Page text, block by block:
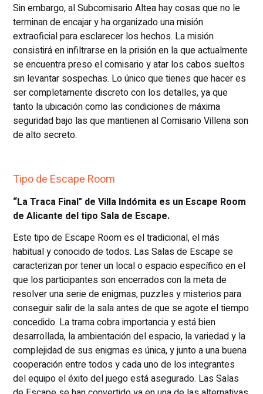
Sin embargo, al Subcomisario Altea hay cosas que no le
terminan de encajar y ha organizado una misión
extraoficial para esclarecer los hechos. La misión
consistirá en infiltrarse en la prisión en la que actualmente
se encuentra preso el comisario y atar los cabos sueltos
sin levantar sospechas. Lo único que tienes que hacer es
ser completamente discreto con los detalles, ya que
tanto la ubicación como las condiciones de máxima
seguridad bajo las que mantienen al Comisario Villena son
de alto secreto.
Tipo de Escape Room
“La Traca Final" de Villa Indómita es un Escape Room
de Alicante del tipo Sala de Escape.
Este tipo de Escape Room es el tradicional, el más
habitual y conocido de todos. Las Salas de Escape se
caracterizan por tener un local o espacio específico en el
que los participantes son encerrados con la meta de
resolver una serie de enigmas, puzzles y misterios para
conseguir salir de la sala antes de que se agote el tiempo
concedido. La trama cobra importancia y está bien
desarrollada, la ambientación del espacio, la variedad y la
complejidad de sus enigmas es única, y junto a una buena
cooperación entre todos y cada uno de los integrantes
del equipo el éxito del juego está asegurado. Las Salas